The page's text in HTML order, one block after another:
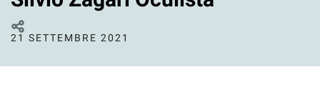
21 SETTEMBRE 2021